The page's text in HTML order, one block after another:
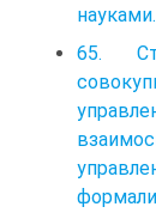
науками.
65.